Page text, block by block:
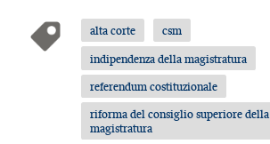
alta corte
csm
indipendenza della magistratura
referendum costituzionale
riforma del consiglio superiore della
magistratura